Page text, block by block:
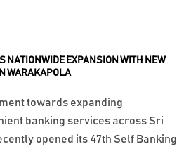
NATIONWIDE EXPANSION WITH NEW
WARAKAPOLA
towards expanding
banking services across Sri
opened its 47th Self Banking